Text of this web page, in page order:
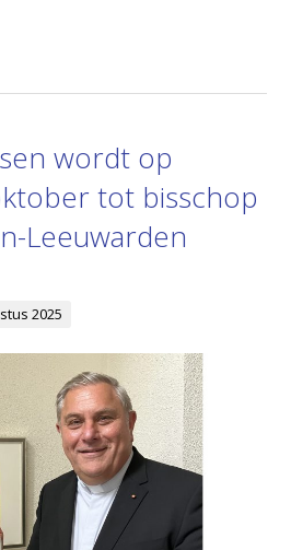
wordt op
tot bisschop
Leeuwarden
2025